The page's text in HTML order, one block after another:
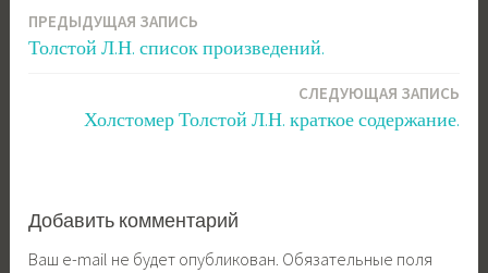
Навигация
ПРЕДЫДУЩАЯ ЗАПИСЬ
Толстой Л.Н. список произведений.
СЛЕДУЮЩАЯ ЗАПИСЬ
Холстомер Толстой Л.Н. краткое содержание.
Добавить комментарий
Ваш e-mail не будет опубликован. Обязательные поля